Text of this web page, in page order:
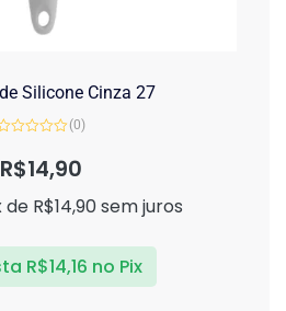
Silicone Cinza 27
de
(0)
R$14,90
de R$14,90sem juros
R$14,16 no Pix